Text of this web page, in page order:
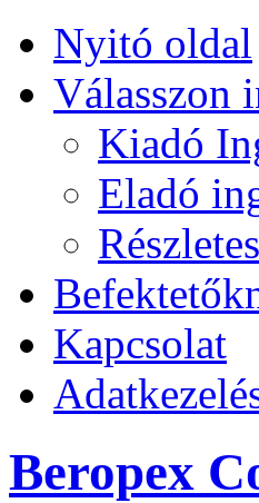
Nyitó oldal
Válasszon
Kiadó
Eladó
Kapcsolat
Beropex